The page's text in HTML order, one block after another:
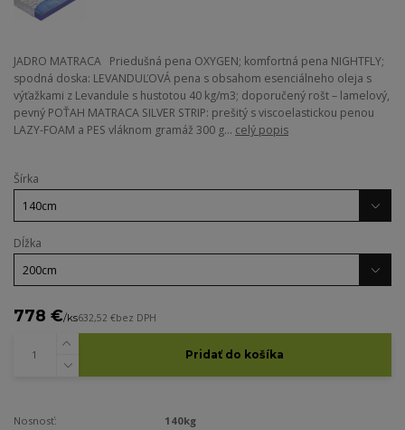
JADRO MATRACA Priedušná pena OXYGEN; komfortná pena NIGHTFLY;
spodná doska: LEVANDUĽOVÁ pena s obsahom esenciálneho oleja s
výťažkami z Levandule s hustotou 40 kg/m3; doporučený rošt – lamelový,
pevný POŤAH MATRACA SILVER STRIP: prešitý s viscoelastickou penou
LAZY-FOAM a PES vláknom gramáž 300 g... celý popis
Šírka
Dĺžka
778 €/ks632,52 €bez DPH
Pridať do košíka
Nosnosť:
140kg